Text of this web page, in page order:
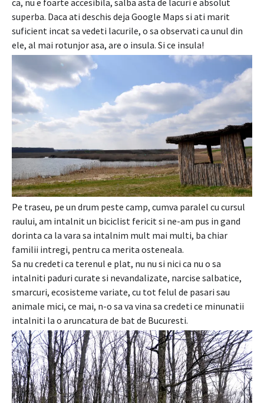
superba. Daca ati deschis deja Google Maps si ati marit
suficient incat sa vedeti lacurile, o sa observati ca unul din
ele, al mai rotunjor asa, are o insula. Si ce insula!
Pe traseu, pe un drum peste camp, cumva paralel cu cursul
raului, am intalnit un biciclist fericit si ne-am pus in gand
dorinta ca la vara sa intalnim mult mai multi, ba chiar
familii intregi, pentru ca merita osteneala.
Sa nu credeti ca terenul e plat, nu nu si nici ca nu o sa
intalniti paduri curate si nevandalizate, narcise salbatice,
smarcuri, ecosisteme variate, cu tot felul de pasari sau
animale mici, ce mai, n-o sa va vina sa credeti ce minunatii
intalniti la o aruncatura de bat de Bucuresti.